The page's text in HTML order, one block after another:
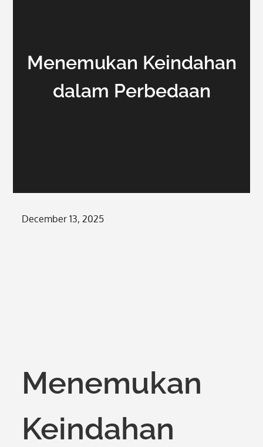
Menemukan Keindahan
dalam Perbedaan
Posted
December 13, 2025
Menemukan
Keindahan